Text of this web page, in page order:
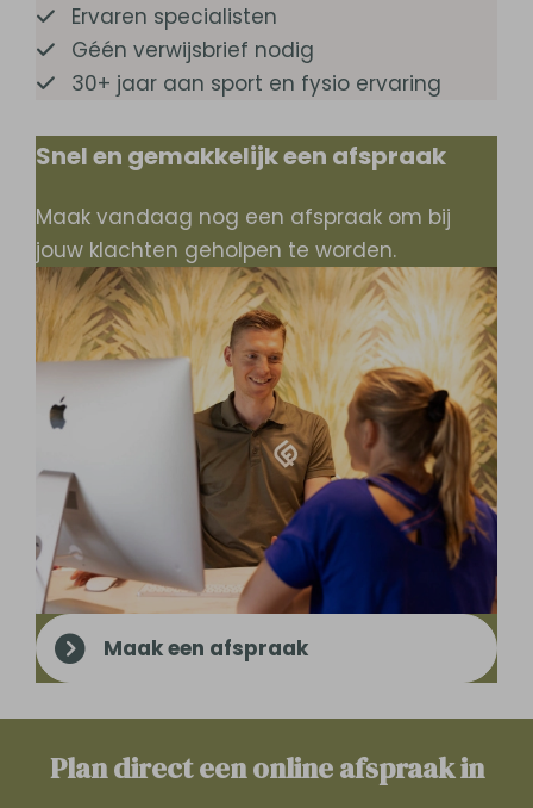
Ervaren specialisten
Géén verwijsbrief nodig
30+ jaar aan sport en fysio ervaring
Snel en gemakkelijk een afspraak
Maak vandaag nog een afspraak om bij
jouw klachten geholpen te worden.
Maak een afspraak
Plan direct een online­­ afspraak in